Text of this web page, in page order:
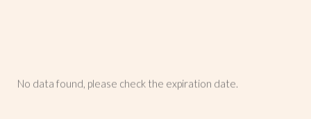
No data found, please check the expiration date.